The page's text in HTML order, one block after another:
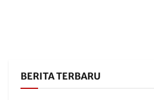
BERITA TERBARU